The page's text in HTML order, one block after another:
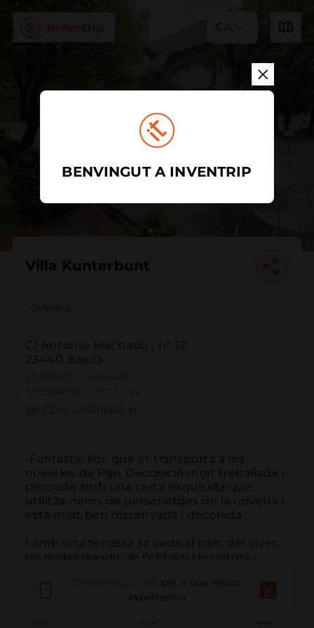
CA
Villa Kunterbunt
Cafeteria
C/ Antonio Machado , nº 12
23440 Baeza
-Fantàstic lloc que et transporta a les
novel·les de Pipi. Decoració molt treballada i
pensada amb una carta exquisida que
utilitza noms de personatges de la novel·la i
està molt ben dissenyada i decorada.
I amb una terrassa situada al parc del viver,
on poder gaudir de l'entorn i la natura.
per a una millor
experiència
BENVINGUT A INVENTRIP